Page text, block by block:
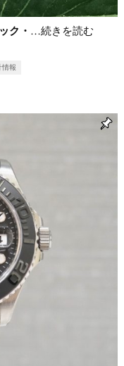
ク・ …続きを読む
情報